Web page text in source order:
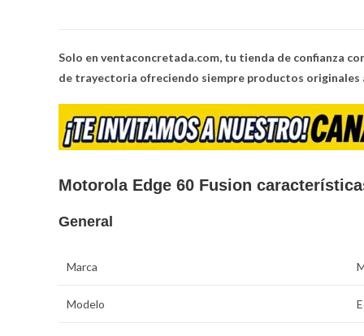
Solo en ventaconcretada.com, tu tienda de confianza
de trayectoria ofreciendo siempre productos originales
Motorola Edge 60 Fusion
General
Marca
Modelo